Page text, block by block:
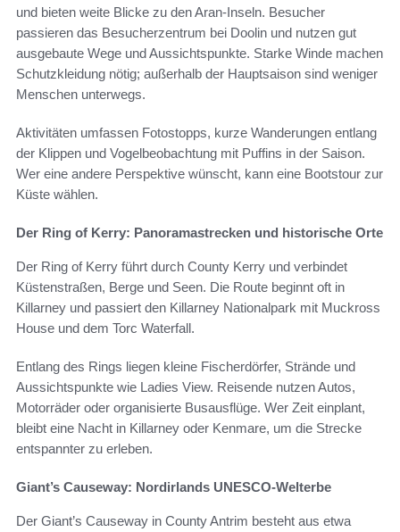
und bieten weite Blicke zu den Aran-Inseln. Besucher
passieren das Besucherzentrum bei Doolin und nutzen gut
ausgebaute Wege und Aussichtspunkte. Starke Winde machen
Schutzkleidung nötig; außerhalb der Hauptsaison sind weniger
Menschen unterwegs.
Aktivitäten umfassen Fotostopps, kurze Wanderungen entlang
der Klippen und Vogelbeobachtung mit Puffins in der Saison.
Wer eine andere Perspektive wünscht, kann eine Bootstour zur
Küste wählen.
Der Ring of Kerry: Panoramastrecken und historische Orte
Der Ring of Kerry führt durch County Kerry und verbindet
Küstenstraßen, Berge und Seen. Die Route beginnt oft in
Killarney und passiert den Killarney Nationalpark mit Muckross
House und dem Torc Waterfall.
Entlang des Rings liegen kleine Fischerdörfer, Strände und
Aussichtspunkte wie Ladies View. Reisende nutzen Autos,
Motorräder oder organisierte Busausflüge. Wer Zeit einplant,
bleibt eine Nacht in Killarney oder Kenmare, um die Strecke
entspannter zu erleben.
Giant’s Causeway: Nordirlands UNESCO-Welterbe
Der Giant’s Causeway in County Antrim besteht aus etwa